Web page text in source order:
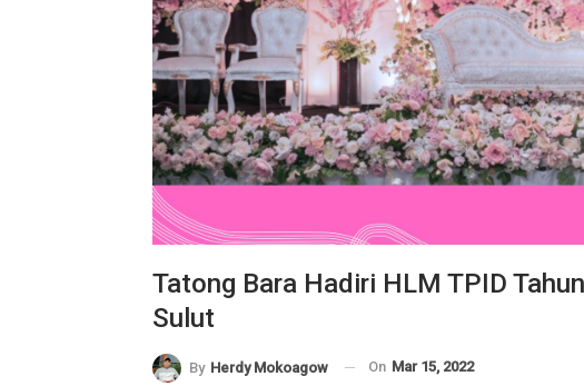
Tatong Bara Hadiri HLM TPID
Sulut
By Herdy Mokoagow On Mar 15, 2022